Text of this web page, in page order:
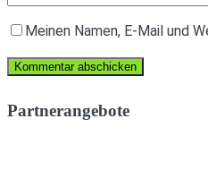
Meinen Namen, E-Mail und
Partnerangebote